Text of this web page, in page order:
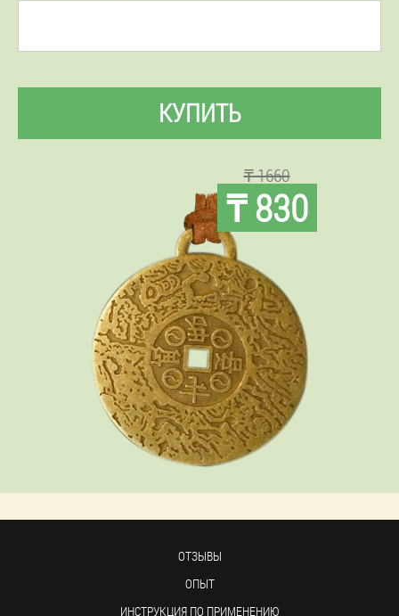
КУПИТЬ
₸ 1660
₸ 830
ОТЗЫВЫ
ОПЫТ
ИНСТРУКЦИЯ ПО ПРИМЕНЕНИЮ